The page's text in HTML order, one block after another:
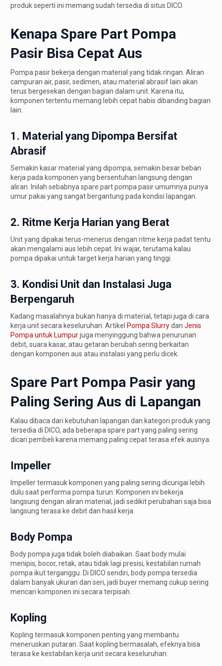
produk seperti ini memang sudah tersedia di situs DICO.
Kenapa Spare Part Pompa
Pasir Bisa Cepat Aus
Pompa pasir bekerja dengan material yang tidak ringan. Aliran
campuran air, pasir, sedimen, atau material abrasif lain akan
terus bergesekan dengan bagian dalam unit. Karena itu,
komponen tertentu memang lebih cepat habis dibanding bagian
lain.
1. Material yang Dipompa Bersifat
Abrasif
Semakin kasar material yang dipompa, semakin besar beban
kerja pada komponen yang bersentuhan langsung dengan
aliran. Inilah sebabnya spare part pompa pasir umumnya punya
umur pakai yang sangat bergantung pada kondisi lapangan.
2. Ritme Kerja Harian yang Berat
Unit yang dipakai terus-menerus dengan ritme kerja padat tentu
akan mengalami aus lebih cepat. Ini wajar, terutama kalau
pompa dipakai untuk target kerja harian yang tinggi.
3. Kondisi Unit dan Instalasi Juga
Berpengaruh
Kadang masalahnya bukan hanya di material, tetapi juga di cara
kerja unit secara keseluruhan. Artikel Pompa Slurrydan Jenis
Pompa untuk Lumpurjuga menyinggung bahwa penurunan
debit, suara kasar, atau getaran berubah sering berkaitan
dengan komponen aus atau instalasi yang perlu dicek.
Spare Part Pompa Pasir yang
Paling Sering Aus di Lapangan
Kalau dibaca dari kebutuhan lapangan dan kategori produk yang
tersedia di DICO, ada beberapa spare part yang paling sering
dicari pembeli karena memang paling cepat terasa efek ausnya.
Impeller
Impeller termasuk komponen yang paling sering dicurigai lebih
dulu saat performa pompa turun. Komponen ini bekerja
langsung dengan aliran material, jadi sedikit perubahan saja bisa
langsung terasa ke debit dan hasil kerja.
Body Pompa
Body pompa juga tidak boleh diabaikan. Saat body mulai
menipis, bocor, retak, atau tidak lagi presisi, kestabilan rumah
pompa ikut terganggu. Di DICO sendiri, body pompa tersedia
dalam banyak ukuran dan seri, jadi buyer memang cukup sering
mencari komponen ini secara terpisah.
Kopling
Kopling termasuk komponen penting yang membantu
meneruskan putaran. Saat kopling bermasalah, efeknya bisa
terasa ke kestabilan kerja unit secara keseluruhan.